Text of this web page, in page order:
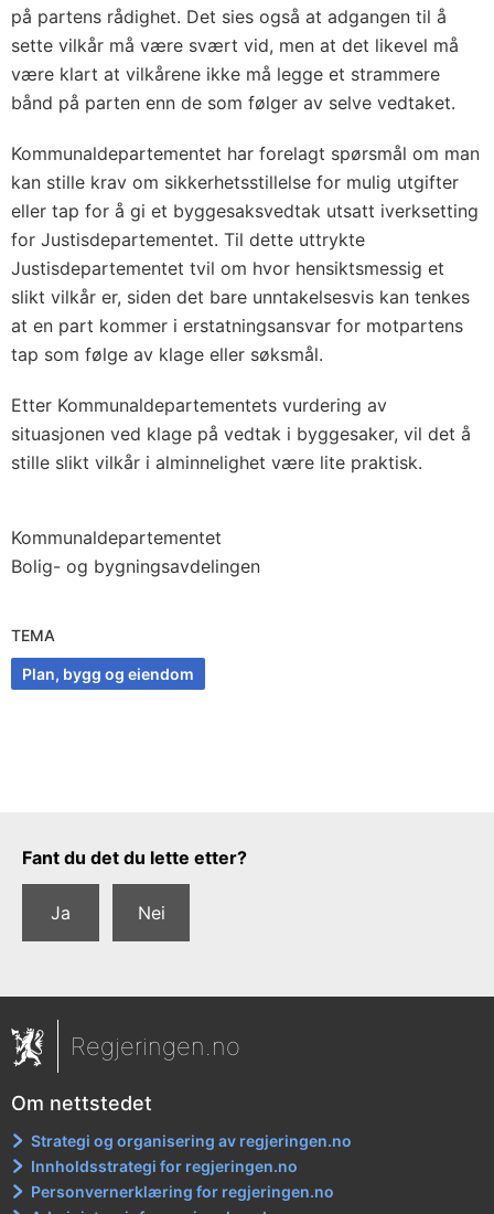
på partens rådighet. Det sies også at adgangen til å
sette vilkår må være svært vid, men at det likevel må
være klart at vilkårene ikke må legge et strammere
bånd på parten enn de som følger av selve vedtaket.
Kommunaldepartementet har forelagt spørsmål om man
kan stille krav om sikkerhetsstillelse for mulig utgifter
eller tap for å gi et byggesaksvedtak utsatt iverksetting
for Justisdepartementet. Til dette uttrykte
Justisdepartementet tvil om hvor hensiktsmessig et
slikt vilkår er, siden det bare unntakelsesvis kan tenkes
at en part kommer i erstatningsansvar for motpartens
tap som følge av klage eller søksmål.
Etter Kommunaldepartementets vurdering av
situasjonen ved klage på vedtak i byggesaker, vil det å
stille slikt vilkår i alminnelighet være lite praktisk.
Kommunaldepartementet
Bolig- og bygningsavdelingen
TEMA
Plan, bygg og eiendom
Tilbakemeldingsskjema
Fant du det du lette etter?
Ja Nei
Regjeringen.no
Om nettstedet
Strategi og organisering av regjeringen.no
Innholdsstrategi for regjeringen.no
Personvernerklæring for regjeringen.no